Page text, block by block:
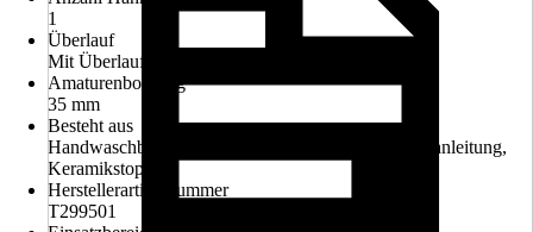
1
Überlauf
Mit Überlauf
Amaturenbohrung
35 mm
Besteht aus
Handwaschbecken, Befestigungsmaterial, Montageanleitung,
Keramikstopfen
Herstellerartikelnummer
T299501